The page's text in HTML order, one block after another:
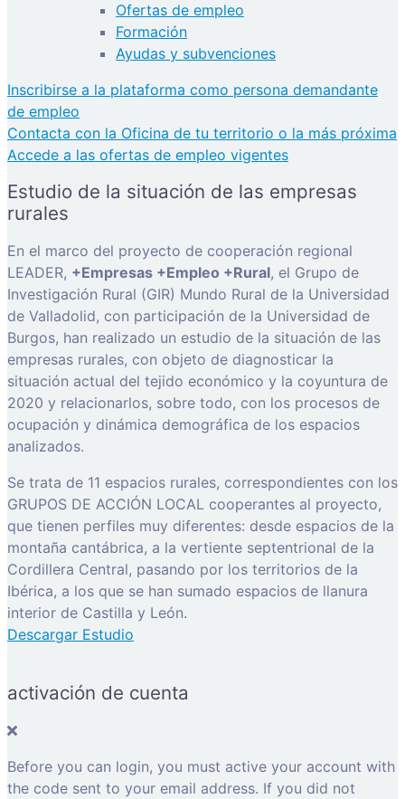
Ofertas de empleo
Formación
Ayudas y subvenciones
Inscribirse a la plataforma como persona demandante
de empleo
Contacta con la Oficina de tu territorio o la más próxima
Accede a las ofertas de empleo vigentes
Estudio de la situación de las empresas
rurales
En el marco del proyecto de cooperación regional
LEADER, +Empresas +Empleo +Rural, el Grupo de
Investigación Rural (GIR) Mundo Rural de la Universidad
de Valladolid, con participación de la Universidad de
Burgos, han realizado un estudio de la situación de las
empresas rurales, con objeto de diagnosticar la
situación actual del tejido económico y la coyuntura de
2020 y relacionarlos, sobre todo, con los procesos de
ocupación y dinámica demográfica de los espacios
analizados.
Se trata de 11 espacios rurales, correspondientes con los
GRUPOS DE ACCIÓN LOCAL cooperantes al proyecto,
que tienen perfiles muy diferentes: desde espacios de la
montaña cantábrica, a la vertiente septentrional de la
Cordillera Central, pasando por los territorios de la
Ibérica, a los que se han sumado espacios de llanura
interior de Castilla y León.
Descargar Estudio
activación de cuenta
Before you can login, you must active your account with
the code sent to your email address. If you did not